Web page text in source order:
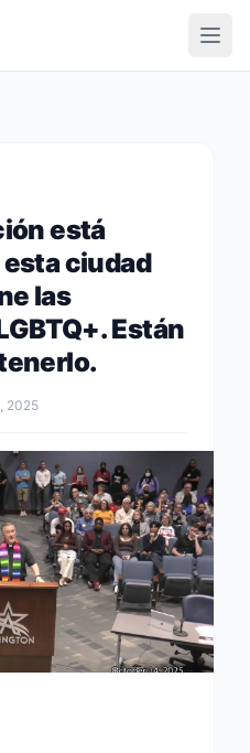
está
ciudad
las
Están
2025